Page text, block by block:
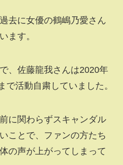
去に女優の鶴嶋乃愛さん
ます。
、佐藤龍我さんは2020年
で活動自粛していました。
に関わらずスキャンダル
ことで、ファンの方たち
の声が上がってしまって